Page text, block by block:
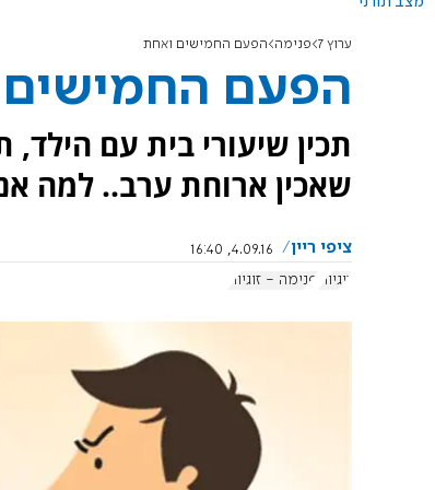
ערוץ 7 פנימה הפעם החמישים ואחת
הפעם
תכין שיעורי בית עם
שאכין ארוחת ערב.. למה
ציפי ריין
4.09.16, 16:40
זוגיות
פנימה - זוגיות